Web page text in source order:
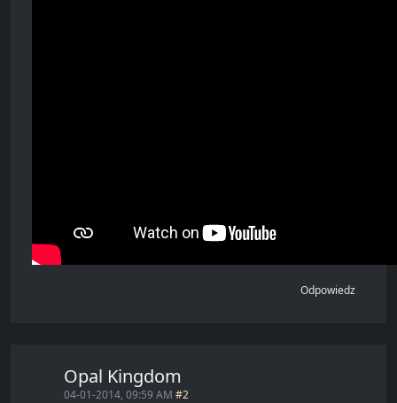
Odpowiedz
Opal Kingdom
04-01-2014, 09:59 AM #2